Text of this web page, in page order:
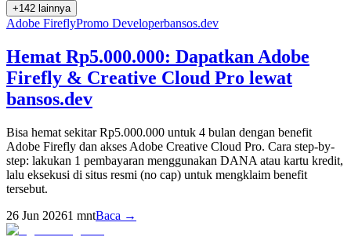
+142 lainnya
Adobe FireflyPromo Developerbansos.dev
Hemat Rp5.000.000: Dapatkan Adobe
Firefly & Creative Cloud Pro lewat
bansos.dev
Bisa hemat sekitar Rp5.000.000 untuk 4 bulan dengan benefit
Adobe Firefly dan akses Adobe Creative Cloud Pro. Cara step-by-
step: lakukan 1 pembayaran menggunakan DANA atau kartu kredit,
lalu eksekusi di situs resmi (no cap) untuk mengklaim benefit
tersebut.
26 Jun 20261 mntBaca →